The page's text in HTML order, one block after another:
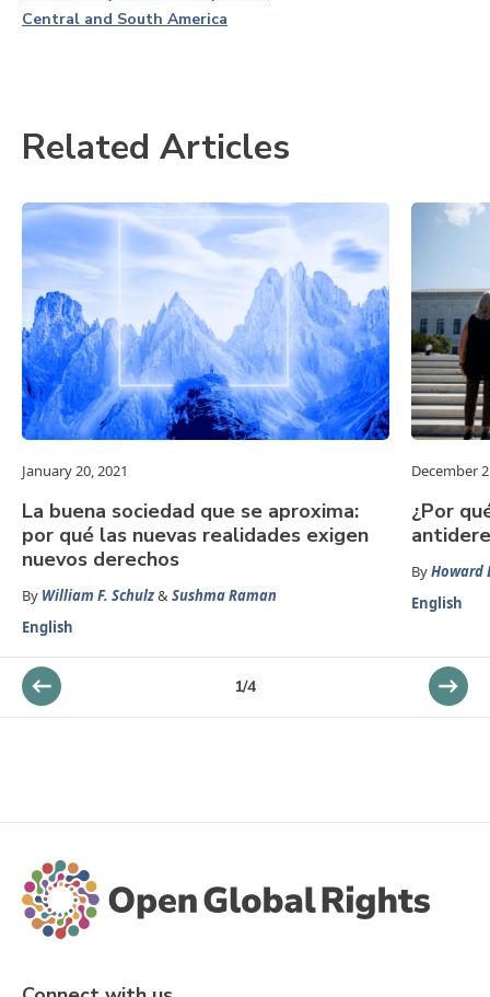
Central and South America
Related Articles
January 20, 2021
La buena sociedad que se aproxima:
por qué las nuevas realidades exigen
nuevos derechos
By William F. Schulz& Sushma Raman
English
December
¿Por
ByHoward
English
1/4